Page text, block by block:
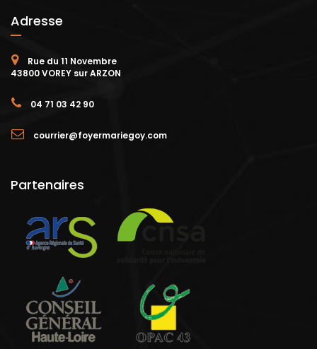
Adresse
Rue du 11 Novembre
43800 VOREY sur ARZON
04 71 03 42 90
courrier@foyermariegoy.com
Partenaires